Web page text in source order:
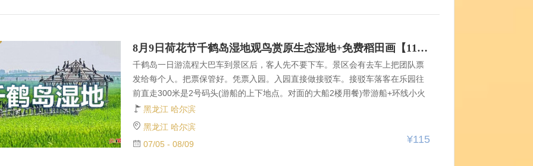
8月9日荷花节千鹤岛湿地观鸟赏原生态湿地+免费稻田画【115元车+午餐地锅烤肉不限量+门票+接泊车+小火车+小环线游船】
千鹤岛一日游流程大巴车到景区后，客人先不要下车。景区会有去车上把团队票
发给每个人。把票保管好。凭票入园。入园直接做接驳车。接驳车落客在乐园往
前直走300米是2号码头(游船的上下地点。对面的大船2楼用餐)带游船+环线小火
车的队员。建议上午坐游船。午餐后坐环线小火车哈！感受万鸟齐飞的湿地风
光。用餐地点：2号码头对面的大船2楼！开餐时间：11：25集合，11:30分准时
开餐。午餐特色地锅烤肉餐哈！(管饱)每桌10-11人下午2点大巴车上集合愉快返
程！！！人齐可以提前返程！【集合时间地点】第一站:7：30和兴路与和平路新
黑龙江 哈尔滨
黑龙江 哈尔滨
07/05 - 08/09
¥115